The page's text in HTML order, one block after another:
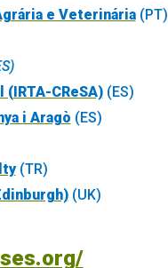
e Veterinária(PT)
CReSA)(ES)
i Aragò (ES)
(TR)
(UK)